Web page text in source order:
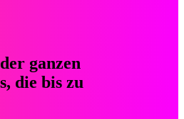
ganzen
die bis zu